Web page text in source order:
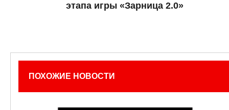
этапа игры «Зарница 2.0»
ПОХОЖИЕ НОВОСТИ